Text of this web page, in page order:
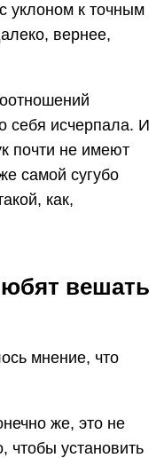
уклоном к точным
вернее,
себя исчерпала. И
почти не имеют
самой сугубо
как,
вешать
мнение, что
же, это не
чтобы установить